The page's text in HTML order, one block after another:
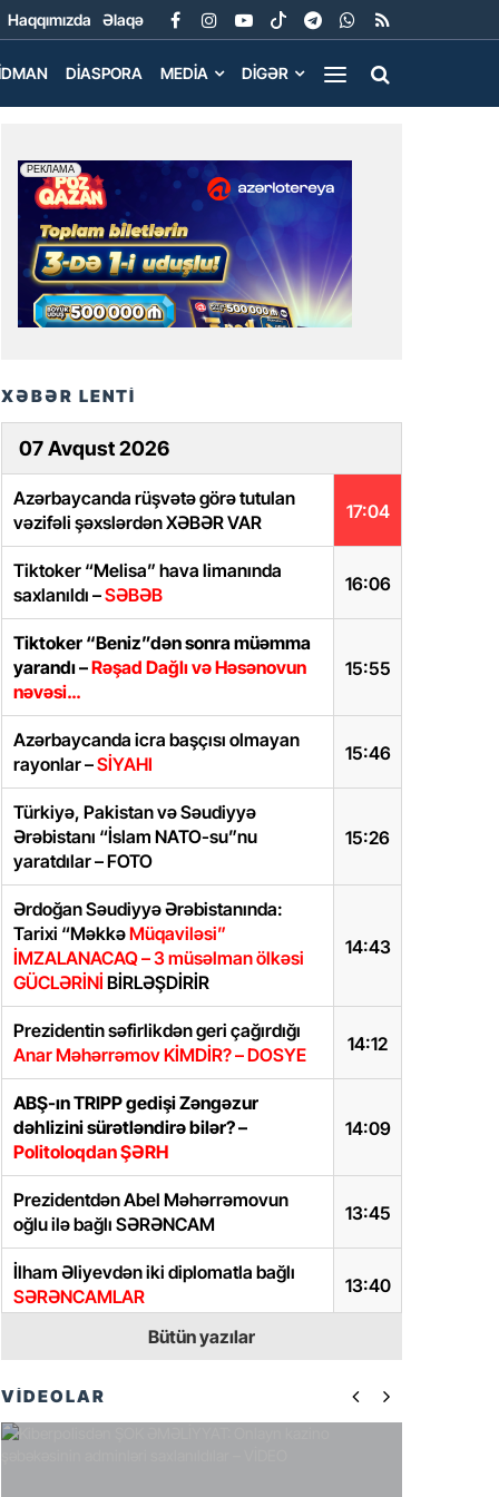
Haqqımızda Əlaqə
DIASPORA MEDIA DIGƏR
XƏBƏR LENTİ
07 Avqust 2026
17:04
Azərbaycanda rüşvətə görə tutulan
vəzifəli şəxslərdən XƏBƏR VAR
16:06
Tiktoker “Melisa” hava limanında
saxlanıldı –SƏBƏB
15:55
Tiktoker “Beniz”dən sonra müəmma
yarandı –Rəşad Dağlı və Həsənovun
nəvəsi…
15:46
Azərbaycanda icra başçısı olmayan
rayonlar –SİYAHI
15:26
Türkiyə, Pakistan və Səudiyyə
Ərəbistanı “İslam NATO-su”nu
yaratdılar – FOTO
14:43
Ərdoğan Səudiyyə Ərəbistanında:
Tarixi “MəkkəMüqaviləsi”
İMZALANACAQ – 3 müsəlman ölkəsi
GÜCLƏRİNİ BİRLƏŞDİRİR
14:12
Prezidentin səfirlikdən geri çağırdığı
Anar Məhərrəmov KİMDİR? – DOSYE
14:09
ABŞ-ın TRIPP gedişi Zəngəzur
dəhlizini sürətləndirə bilər? –
Politoloqdan ŞƏRH
13:45
Prezidentdən Abel Məhərrəmovun
oğlu ilə bağlı SƏRƏNCAM
13:40
İlham Əliyevdən iki diplomatla bağlı
SƏRƏNCAMLAR
Samir Şərifova yeni vəzifə verildi –
Paşinyanın seçki sonrası addımları
gözləntiləri doğrultmadı –
Bütün yazılar
VİDEOLAR